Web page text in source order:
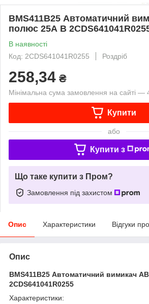
BMS411B25 Автоматичний
полюс 25А B
В наявності
Код: 2CDS641041R0255
Роздріб
258,34 ₴
Мінімальна сума замовлення на сайті —
Купити
або
Купити з
Що таке купити з Пром?
Замовлення під захистом
Опис Характеристики Відгуки
Опис
BMS411B25 Автоматичний вимикач
2CDS641041R0255
Характеристики: